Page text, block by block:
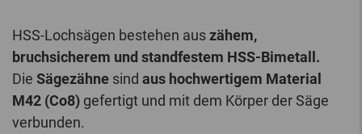
HSS-Lochsägen bestehen auszähem,
bruchsicherem und standfestem HSS-Bimetall.
Die Sägezähne sind aus hochwertigem Material
M42 (Co8) gefertigt und mit dem Körper der Säge
verbunden.